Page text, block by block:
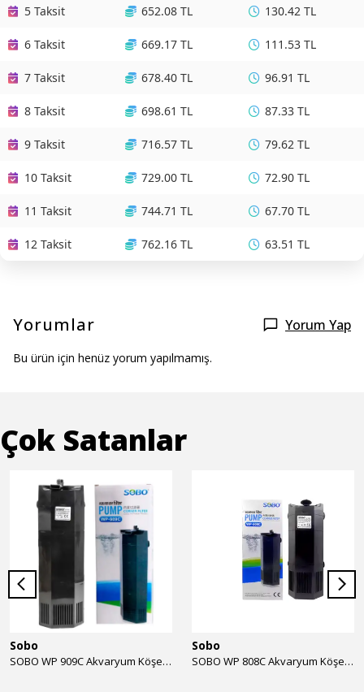
5 Taksit 652.08 TL 130.42 TL
6 Taksit 669.17 TL 111.53 TL
7 Taksit 678.40 TL 96.91 TL
8 Taksit 698.61 TL 87.33 TL
9 Taksit 716.57 TL 79.62 TL
10 Taksit 729.00 TL 72.90 TL
11 Taksit 744.71 TL 67.70 TL
12 Taksit 762.16 TL 63.51 TL
Yorumlar Yorum Yap
Bu ürün için henüz yorum yapılmamış.
Çok Satanlar
Sobo
SOBO WP 909C Akvaryum Köşe İç Filtre 1600 l/h 28w
Sobo
SOBO WP 808C Akvaryum Köşe İç Filtre 800 l/h 15w